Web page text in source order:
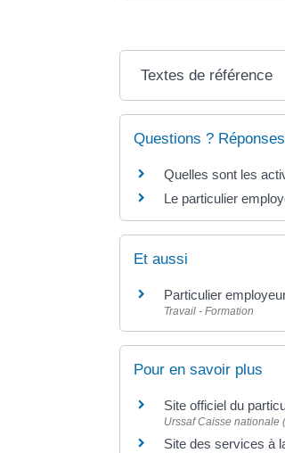
Textes de référence
Questions ?
Quelles sont les
Le particulier
Et aussi
Particulier
Travail - Formation
Pour en savoir plus
Site officiel du
Urssaf Caisse nationale
Site des services à